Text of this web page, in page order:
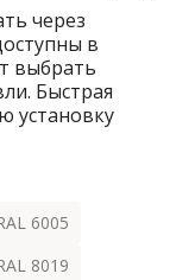
через
в
выбрать
Быстрая
установку
6005
8019